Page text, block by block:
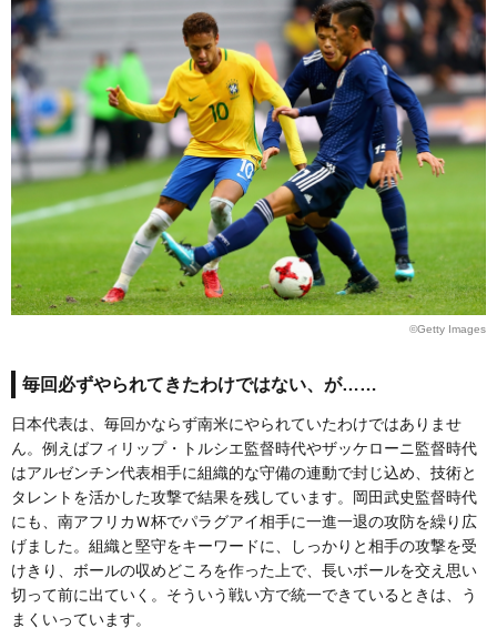
©Getty Images
毎回必ずやられてきたわけではない、が……
日本代表は、毎回かならず南米にやられていたわけではありませ
ん。例えばフィリップ・トルシエ監督時代やザッケローニ監督時代
はアルゼンチン代表相手に組織的な守備の連動で封じ込め、技術と
タレントを活かした攻撃で結果を残しています。岡田武史監督時代
にも、南アフリカＷ杯でパラグアイ相手に一進一退の攻防を繰り広
げました。組織と堅守をキーワードに、しっかりと相手の攻撃を受
けきり、ボールの収めどころを作った上で、長いボールを交え思い
切って前に出ていく。そういう戦い方で統一できているときは、う
まくいっています。